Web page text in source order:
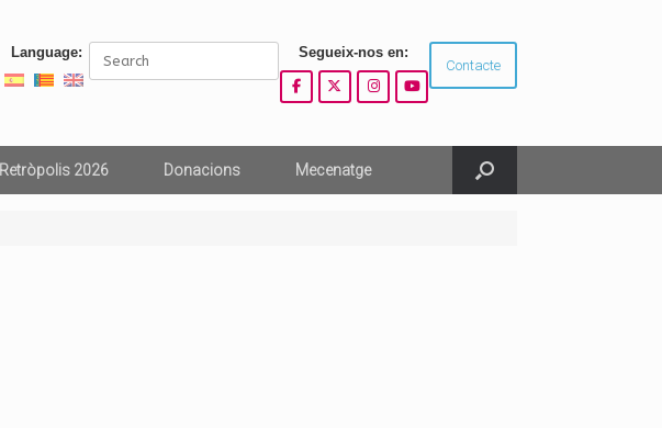
Language:
Segueix-nos en:
Contacte
Retròpolis 2026 Donacions Mecenatge